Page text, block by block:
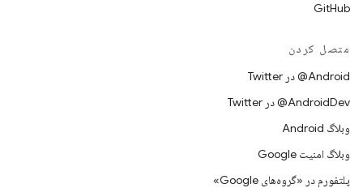
GitHub
متصل کردن
Android@ در Twitter
AndroidDev@ در Twitter
وبلاگ Android
وبلاگ امنیت Google
پلتفورم در «گروه‌های Google»